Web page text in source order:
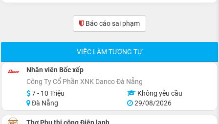
Báo cáo sai phạm(0)
VIỆC LÀM TƯƠNG TỰ
Nhân viên Bốc xếp
Công Ty Cổ Phần XNK Danco Đà Nẵng
7 - 10 Triệu
Không yêu cầu
Đà Nẵng
29/08/2026